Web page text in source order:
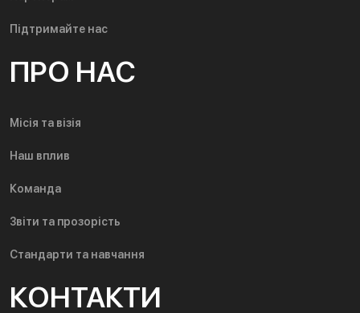
Підтримайте нас
ПРО НАС
Місія та візія
Наш вплив
Команда
Звіти та прозорість
Стандарти та навчання
КОНТАКТИ